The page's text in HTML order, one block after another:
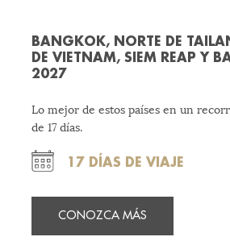
BANGKOK, NORTE DE
DE VIETNAM, SIEM REAP Y
2027
Lo mejor de estos países en un
de 17 días.
17 DÍAS DE VIAJE
CONOZCA MÁS